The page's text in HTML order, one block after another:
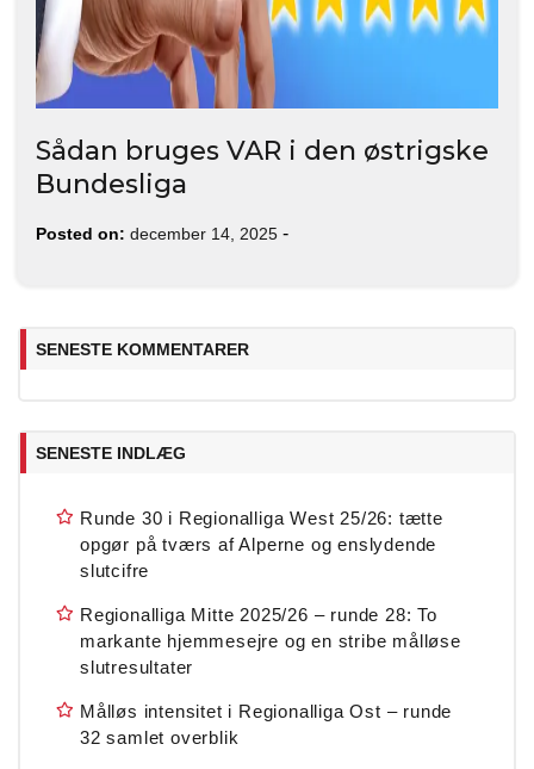
Sådan bruges VAR i den østrigske
Bundesliga
Posted on: december 14, 2025 -
SENESTE KOMMENTARER
SENESTE INDLÆG
Runde 30 i Regionalliga West 25/26: tætte
opgør på tværs af Alperne og enslydende
slutcifre
Regionalliga Mitte 2025/26 – runde 28: To
markante hjemmesejre og en stribe målløse
slutresultater
Målløs intensitet i Regionalliga Ost – runde
32 samlet overblik